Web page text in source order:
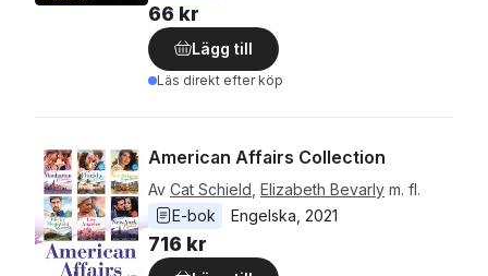
66 kr
Lägg till
Läs direkt efter köp
American Affairs Collection
Av Cat Schield Elizabeth Bevarly m. fl.
E-bok
Engelska 2021
716 kr